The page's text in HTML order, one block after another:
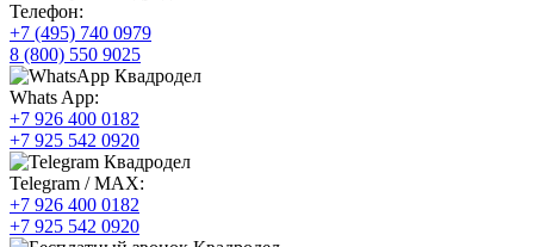
Телефон:
+7 (495) 740 0979
8 (800) 550 9025
Whats App:
+7 926 400 0182
+7 925 542 0920
Telegram / MAX:
+7 926 400 0182
+7 925 542 0920